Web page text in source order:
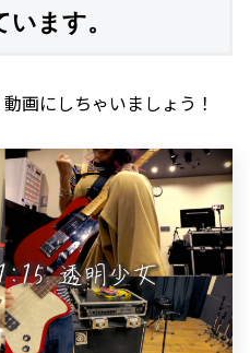
ます。
画にしちゃいましょう！